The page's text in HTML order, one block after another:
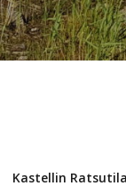
Kastellin Ratsutila